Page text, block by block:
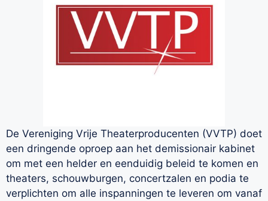
De Vereniging Vrije Theaterproducenten (VVTP) doet
een dringende oproep aan het demissionair kabinet
om met een helder en eenduidig beleid te komen en
theaters, schouwburgen, concertzalen en podia te
verplichten om alle inspanningen te leveren om vanaf